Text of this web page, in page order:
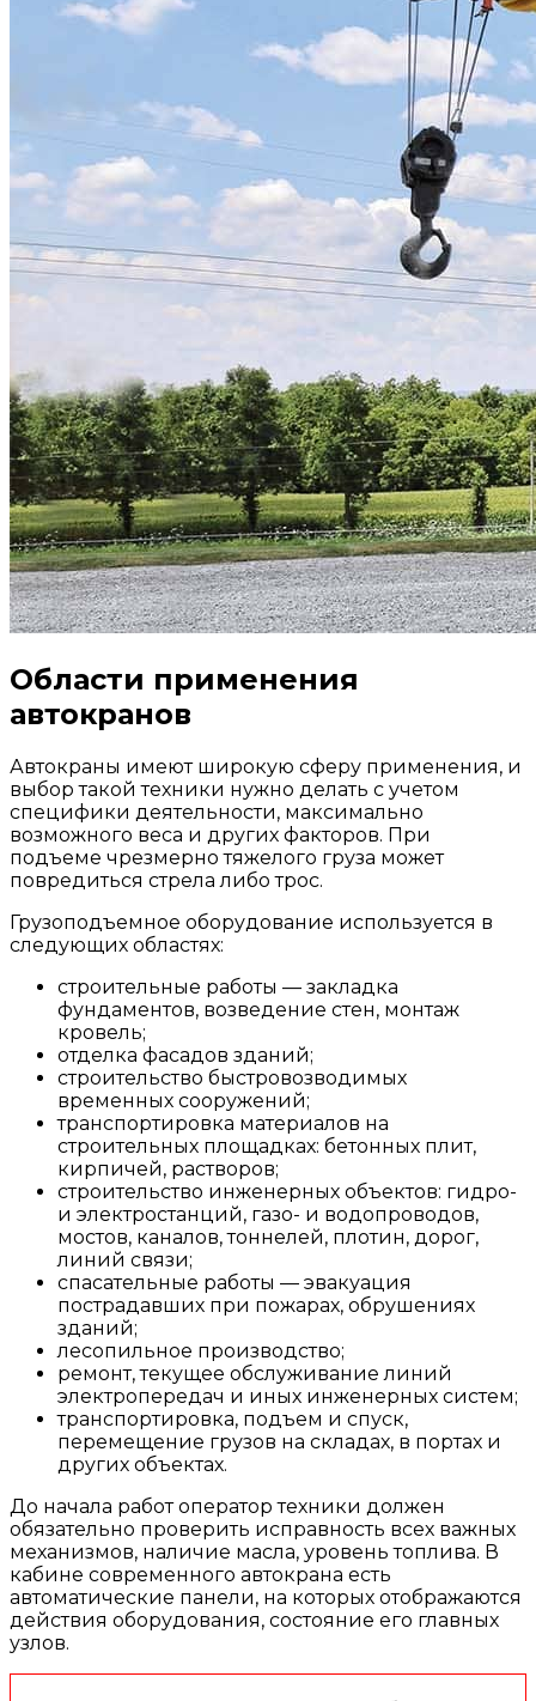
Области применения
автокранов
Автокраны имеют широкую сферу применения, и
выбор такой техники нужно делать с учетом
специфики деятельности, максимально
возможного веса и других факторов. При
подъеме чрезмерно тяжелого груза может
повредиться стрела либо трос.
Грузоподъемное оборудование используется в
следующих областях:
строительные работы — закладка
фундаментов, возведение стен, монтаж
кровель;
отделка фасадов зданий;
строительство быстровозводимых
временных сооружений;
транспортировка материалов на
строительных площадках: бетонных плит,
кирпичей, растворов;
строительство инженерных объектов: гидро-
и электростанций, газо- и водопроводов,
мостов, каналов, тоннелей, плотин, дорог,
линий связи;
спасательные работы — эвакуация
пострадавших при пожарах, обрушениях
зданий;
лесопильное производство;
ремонт, текущее обслуживание линий
электропередач и иных инженерных систем;
транспортировка, подъем и спуск,
перемещение грузов на складах, в портах и
других объектах.
До начала работ оператор техники должен
обязательно проверить исправность всех важных
механизмов, наличие масла, уровень топлива. В
кабине современного автокрана есть
автоматические панели, на которых отображаются
действия оборудования, состояние его главных
узлов.